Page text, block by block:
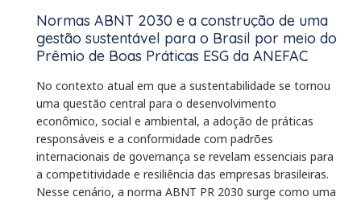
Normas ABNT 2030 e a construção de uma
gestão sustentável para o Brasil por meio do
Prêmio de Boas Práticas ESG da ANEFAC
No contexto atual em que a sustentabilidade se tornou
uma questão central para o desenvolvimento
econômico, social e ambiental, a adoção de práticas
responsáveis e a conformidade com padrões
internacionais de governança se revelam essenciais para
a competitividade e resiliência das empresas brasileiras.
Nesse cenário, a norma ABNT PR 2030 surge como uma